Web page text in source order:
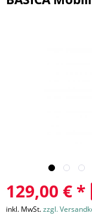
129,00 € *
inkl. MwSt.zzgl.